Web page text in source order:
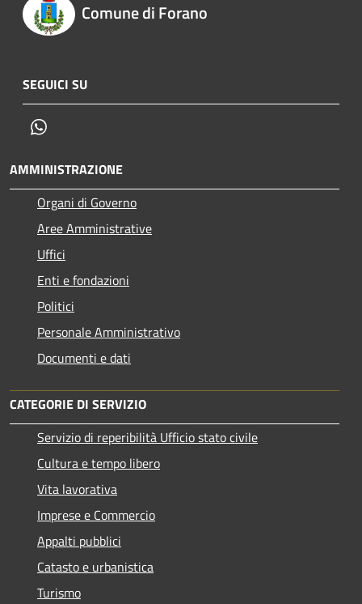
Comune di Forano
SEGUICI SU
AMMINISTRAZIONE
Organi di Governo
Aree Amministrative
Uffici
Enti e fondazioni
Politici
Personale Amministrativo
Documenti e dati
CATEGORIE DI SERVIZIO
Servizio di reperibilità Ufficio stato civile
Cultura e tempo libero
Vita lavorativa
Imprese e Commercio
Appalti pubblici
Catasto e urbanistica
Turismo